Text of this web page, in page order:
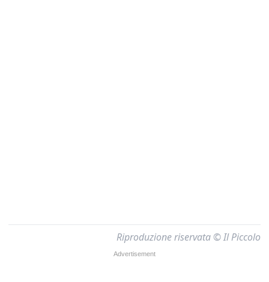
Riproduzione riservata © Il Piccolo